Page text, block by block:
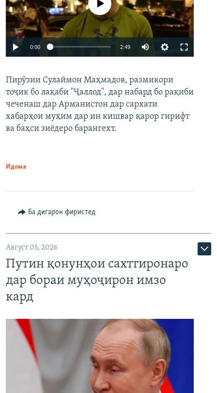
Auto 240p 360p 480p
720p 1080p
Феълан кор намекунад
0:00 2:49
360p
480p
Пирӯзии Сулаймон Маҳмадов, размикори
тоҷик бо лақаби "Ҷаллод", дар набард бо рақиби
чеченаш дар Арманистон дар сархати
хабарҳои муҳим дар ин кишвар қарор гирифт
ва баҳси зиёдеро барангехт.
Идома
Ба дигарон фиристед
Август 05, 2026
Путин қонунҳои сахтгиронаро
дар бораи муҳоҷирон имзо
кард